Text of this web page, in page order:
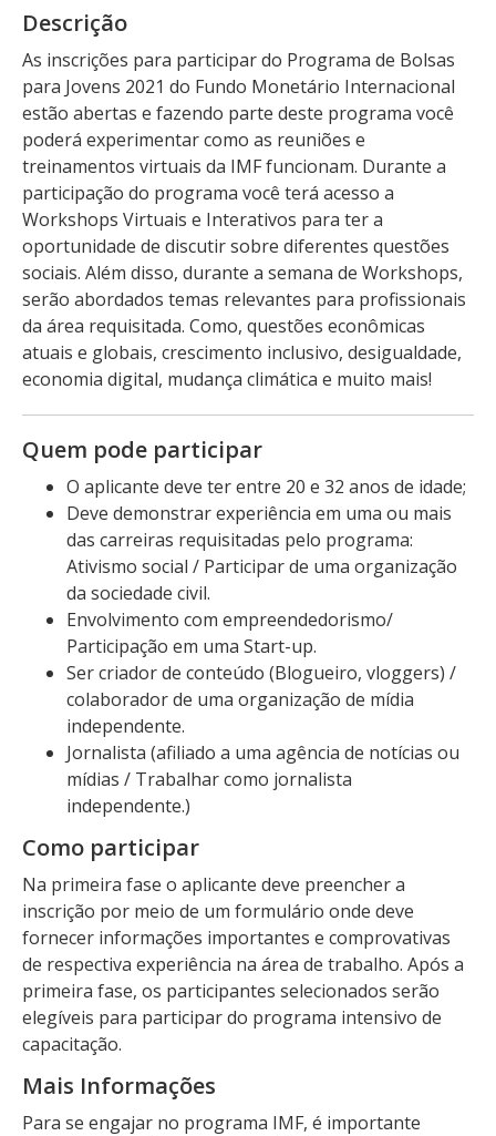
Descrição
As inscrições para participar do Programa de Bolsas
para Jovens 2021 do Fundo Monetário Internacional
estão abertas e fazendo parte deste programa você
poderá experimentar como as reuniões e
treinamentos virtuais da IMF funcionam. Durante a
participação do programa você terá acesso a
Workshops Virtuais e Interativos para ter a
oportunidade de discutir sobre diferentes questões
sociais. Além disso, durante a semana de Workshops,
serão abordados temas relevantes para profissionais
da área requisitada. Como, questões econômicas
atuais e globais, crescimento inclusivo, desigualdade,
economia digital, mudança climática e muito mais!
Quem pode participar
O aplicante deve ter entre 20 e 32 anos de idade;
Deve demonstrar experiência em uma ou mais
das carreiras requisitadas pelo programa:
Ativismo social / Participar de uma organização
da sociedade civil.
Envolvimento com empreendedorismo/
Participação em uma Start-up.
Ser criador de conteúdo (Blogueiro, vloggers) /
colaborador de uma organização de mídia
independente.
Jornalista (afiliado a uma agência de notícias ou
mídias / Trabalhar como jornalista
independente.)
Como participar
Na primeira fase o aplicante deve preencher a
inscrição por meio de um formulário onde deve
fornecer informações importantes e comprovativas
de respectiva experiência na área de trabalho. Após a
primeira fase, os participantes selecionados serão
elegíveis para participar do programa intensivo de
capacitação.
Mais Informações
Para se engajar no programa IMF, é importante